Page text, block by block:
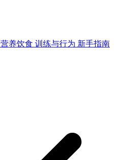
营养饮食 训练与行为 新手指南